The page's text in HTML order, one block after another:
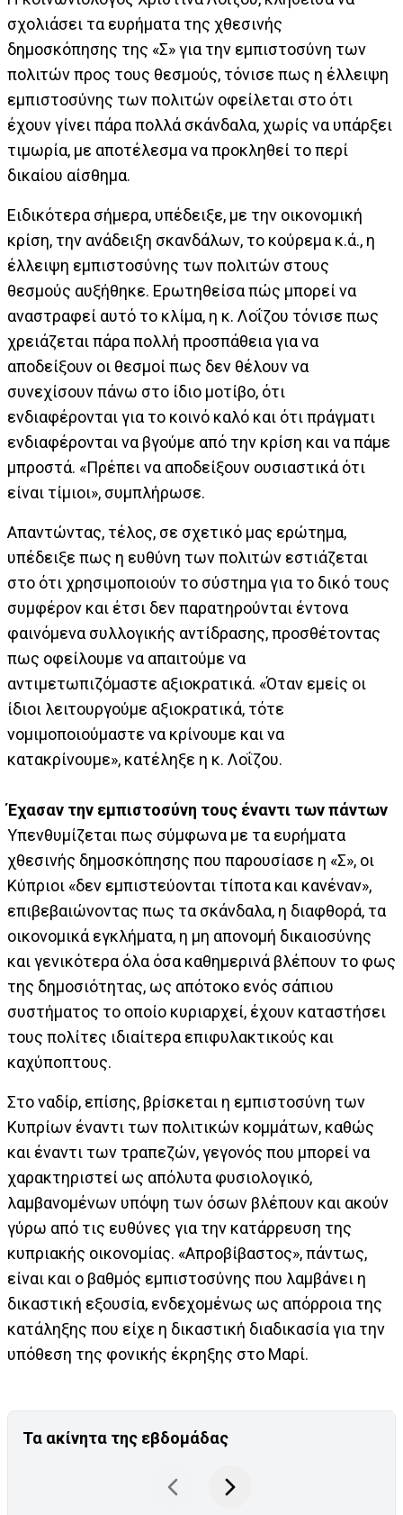
σχολιάσει τα ευρήματα της χθεσινής
δημοσκόπησης της «Σ» για την εμπιστοσύνη των
πολιτών προς τους θεσμούς, τόνισε πως η έλλειψη
εμπιστοσύνης των πολιτών οφείλεται στο ότι
έχουν γίνει πάρα πολλά σκάνδαλα, χωρίς να υπάρξει
τιμωρία, με αποτέλεσμα να προκληθεί το περί
δικαίου αίσθημα.
Ειδικότερα σήμερα, υπέδειξε, με την οικονομική
κρίση, την ανάδειξη σκανδάλων, το κούρεμα κ.ά., η
έλλειψη εμπιστοσύνης των πολιτών στους
θεσμούς αυξήθηκε. Ερωτηθείσα πώς μπορεί να
αναστραφεί αυτό το κλίμα, η κ. Λοΐζου τόνισε πως
χρειάζεται πάρα πολλή προσπάθεια για να
αποδείξουν οι θεσμοί πως δεν θέλουν να
συνεχίσουν πάνω στο ίδιο μοτίβο, ότι
ενδιαφέρονται για το κοινό καλό και ότι πράγματι
ενδιαφέρονται να βγούμε από την κρίση και να πάμε
μπροστά. «Πρέπει να αποδείξουν ουσιαστικά ότι
είναι τίμιοι», συμπλήρωσε.
Απαντώντας, τέλος, σε σχετικό μας ερώτημα,
υπέδειξε πως η ευθύνη των πολιτών εστιάζεται
στο ότι χρησιμοποιούν το σύστημα για το δικό τους
συμφέρον και έτσι δεν παρατηρούνται έντονα
φαινόμενα συλλογικής αντίδρασης, προσθέτοντας
πως οφείλουμε να απαιτούμε να
αντιμετωπιζόμαστε αξιοκρατικά. «Όταν εμείς οι
ίδιοι λειτουργούμε αξιοκρατικά, τότε
νομιμοποιούμαστε να κρίνουμε και να
κατακρίνουμε», κατέληξε η κ. Λοΐζου.
Έχασαν την εμπιστοσύνη τους έναντι των πάντων
Υπενθυμίζεται πως σύμφωνα με τα ευρήματα
χθεσινής δημοσκόπησης που παρουσίασε η «Σ», οι
Κύπριοι «δεν εμπιστεύονται τίποτα και κανέναν»,
επιβεβαιώνοντας πως τα σκάνδαλα, η διαφθορά, τα
οικονομικά εγκλήματα, η μη απονομή δικαιοσύνης
και γενικότερα όλα όσα καθημερινά βλέπουν το φως
της δημοσιότητας, ως απότοκο ενός σάπιου
συστήματος το οποίο κυριαρχεί, έχουν καταστήσει
τους πολίτες ιδιαίτερα επιφυλακτικούς και
καχύποπτους.
Στο ναδίρ, επίσης, βρίσκεται η εμπιστοσύνη των
Κυπρίων έναντι των πολιτικών κομμάτων, καθώς
και έναντι των τραπεζών, γεγονός που μπορεί να
χαρακτηριστεί ως απόλυτα φυσιολογικό,
λαμβανομένων υπόψη των όσων βλέπουν και ακούν
γύρω από τις ευθύνες για την κατάρρευση της
κυπριακής οικονομίας. «Απροβίβαστος», πάντως,
είναι και ο βαθμός εμπιστοσύνης που λαμβάνει η
δικαστική εξουσία, ενδεχομένως ως απόρροια της
κατάληξης που είχε η δικαστική διαδικασία για την
υπόθεση της φονικής έκρηξης στο Μαρί.
Τα ακίνητα της εβδομάδας